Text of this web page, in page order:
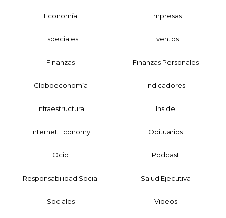
Economía Empresas
Especiales Eventos
Finanzas Finanzas Personales
Globoeconomía Indicadores
Infraestructura Inside
Internet Economy Obituarios
Ocio Podcast
Responsabilidad Social Salud Ejecutiva
Sociales Videos